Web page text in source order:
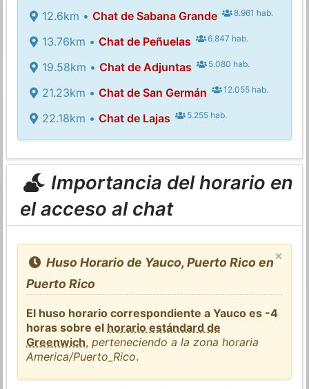
12.6km • Chat de Sabana Grande 8.961 hab.
13.76km • Chat de Peñuelas 6.847 hab.
19.58km • Chat de Adjuntas 5.080 hab.
21.23km • Chat de San Germán 12.055 hab.
22.18km • Chat de Lajas 5.255 hab.
Importancia del horario en
el acceso al chat
×
Huso Horario de Yauco, Puerto Rico en
Puerto Rico
El huso horario correspondiente a Yauco es -4
horas sobre el horario estándard de
Greenwich,perteneciendo a la zona horaria
America/Puerto_Rico.